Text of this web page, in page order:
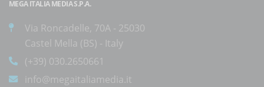
MEGA ITALIA MEDIA S.P.A.
Via Roncadelle, 70A - 25030
Castel Mella (BS) - Italy
(+39) 030.2650661
info@megaitaliamedia.it